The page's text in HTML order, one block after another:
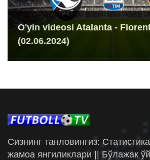
O'yin videosi Atalanta -
(02.06.2024)
Сизнинг танловингиз:
жамоа янгиликлари || Бўлажак